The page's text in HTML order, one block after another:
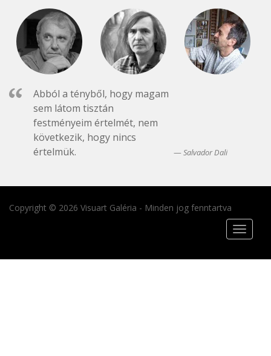
Abból a tényből, hogy magam
sem látom tisztán
festményeim értelmét, nem
következik, hogy nincs
értelmük.
Salvador Dali
Copyright © 2026 Visuart Galéria - Minden jog fenntartva
Toggle